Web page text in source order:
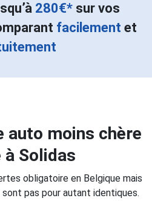
280€*sur vos
facilement et
auto moins chère
à Solidas
obligatoire en Belgique mais
pas pour autant identiques.